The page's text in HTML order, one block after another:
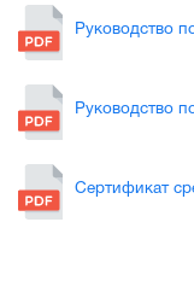
Руководство
Руководство
Сертификат